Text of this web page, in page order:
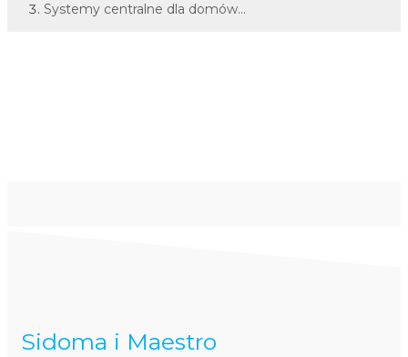
Systemy centralne dla domów...
Sidoma i Maestro